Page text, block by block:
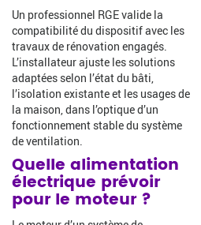
Un professionnel RGE valide la
compatibilité du dispositif avec les
travaux de rénovation engagés.
L’installateur ajuste les solutions
adaptées selon l’état du bâti,
l’isolation existante et les usages de
la maison, dans l’optique d’un
fonctionnement stable du système
de ventilation.
Quelle alimentation
électrique prévoir
pour le moteur ?